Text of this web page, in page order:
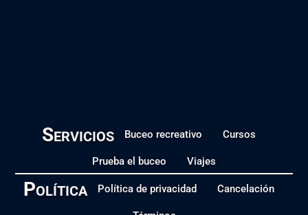
Servicios Buceo recreativo Cursos
Prueba el buceo Viajes
Política Política de privacidad Cancelación